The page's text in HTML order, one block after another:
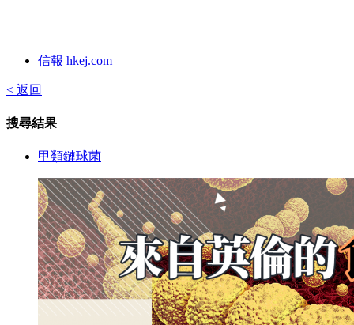
信報 hkej.com
< 返回
搜尋結果
甲類鏈球菌